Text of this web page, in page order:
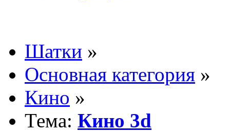
Шатки »
Основная категория »
Кино »
Тема: Кино 3d